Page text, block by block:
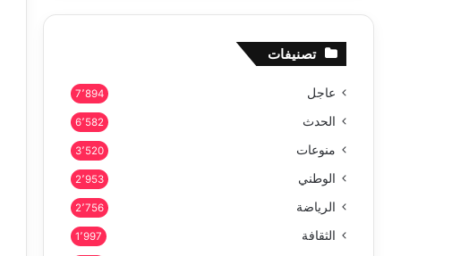
تصنيفات
عاجل 7٬894
الحدث 6٬582
منوعات 3٬520
الوطني 2٬953
الرياضة 2٬756
الثقافة 1٬997